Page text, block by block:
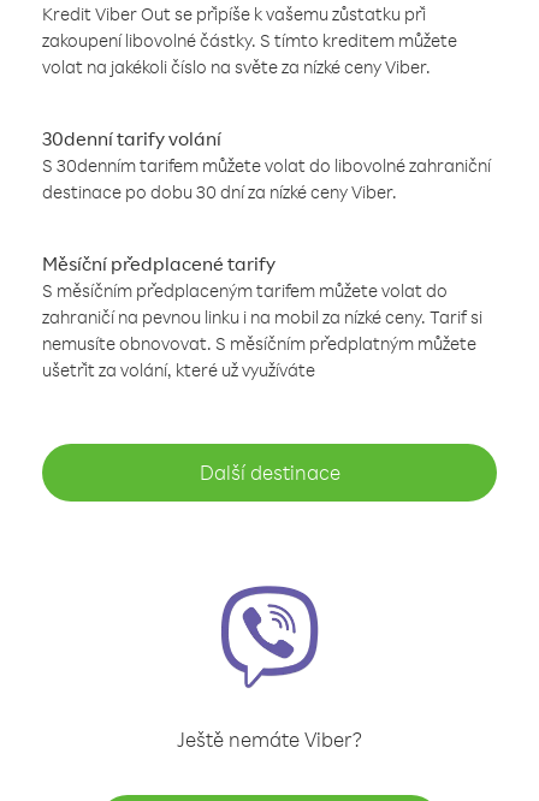
Kredit Viber Out se připíše k vašemu zůstatku při
zakoupení libovolné částky. S tímto kreditem můžete
volat na jakékoli číslo na světe za nízké ceny Viber.
30denní tarify volání
S 30denním tarifem můžete volat do libovolné zahraniční
destinace po dobu 30 dní za nízké ceny Viber.
Měsíční předplacené tarify
S měsíčním předplaceným tarifem můžete volat do
zahraničí na pevnou linku i na mobil za nízké ceny. Tarif si
nemusíte obnovovat. S měsíčním předplatným můžete
ušetřit za volání, které už využíváte
Další destinace
Ještě nemáte Viber?